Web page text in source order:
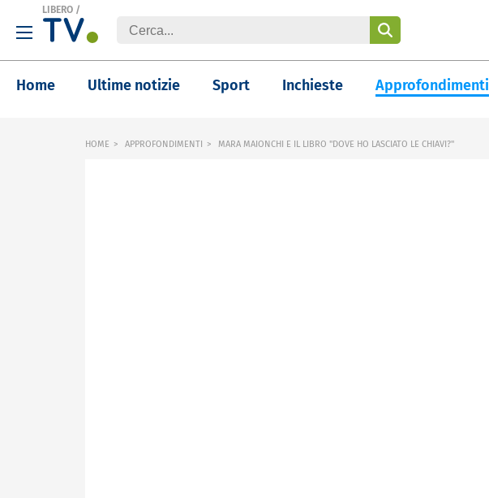
LIBERO /
Home Ultime notizie Sport Inchieste Approfondimenti
HOME APPROFONDIMENTI MARA MAIONCHI E IL LIBRO "DOVE HO LASCIATO LE CHIAVI?"